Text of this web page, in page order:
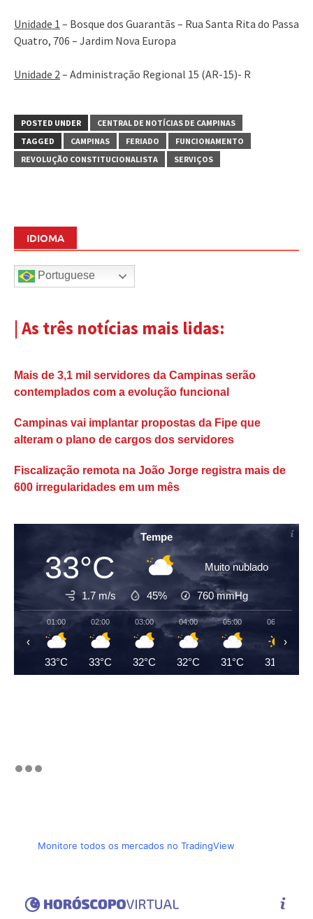
Unidade 1 – Bosque dos Guarantãs – Rua Santa Rita do Passa
Quatro, 706 – Jardim Nova Europa
Unidade 2 – Administração Regional 15 (AR-15)- R
POSTED UNDER
CENTRAL DE NOTÍCIAS DE CAMPINAS
TAGGED
CAMPINAS FERIADO
FUNCIONAMENTO
REVOLUÇÃO CONSTITUCIONALISTA
SERVIÇOS
IDIOMA
Portuguese
| As três notícias mais lidas:
Mais de 3,1 mil servidores da Campinas serão
contemplados com a evolução funcional
Campinas vai implantar propostas da Fipe que
alteram o plano de cargos dos servidores
Fiscalização remota na João Jorge registra mais de
600 irregularidades em um mês
Tempe
33°C Muito nublado
1.7 m/s 45% 760mmHg
01:00
33°C
02:00
33°C
03:00
32°C
04:00
32°C
05:00
31°C
06:00
31°C
‹ ›
Monitore todos os mercados no TradingView